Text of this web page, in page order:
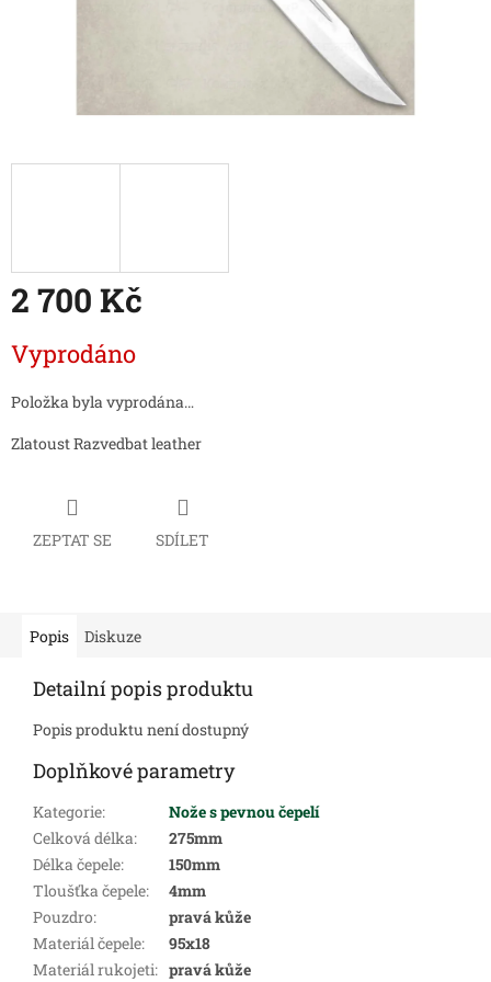
2 700 Kč
cena:
Vyprodáno
Položka byla vyprodána…
Zlatoust Razvedbat leather
ZEPTAT SE SDÍLET
Popis Diskuze
Detailní popis produktu
Popis produktu není dostupný
Doplňkové parametry
Kategorie:
Nože s pevnou čepelí
Celková délka:
275mm
Délka čepele:
150mm
Tloušťka čepele:
4mm
Pouzdro:
pravá kůže
Materiál čepele:
95x18
Materiál rukojeti: pravá kůže